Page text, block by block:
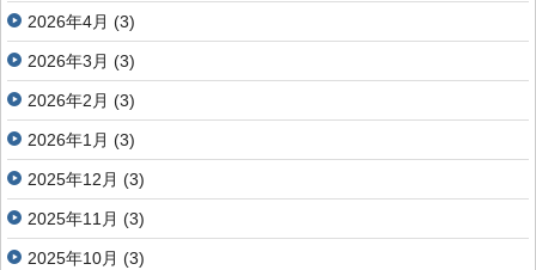
2026年4月 (3)
2026年3月 (3)
2026年2月 (3)
2026年1月 (3)
2025年12月 (3)
2025年11月 (3)
2025年10月 (3)